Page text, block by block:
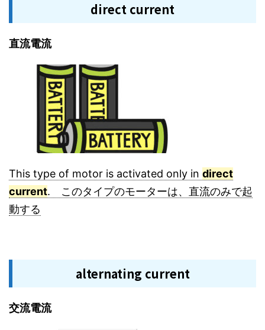
direct current
直流電流
This type of motor is activated only in direct
current. このタイプのモーターは、直流のみで起
動する
alternating current
交流電流